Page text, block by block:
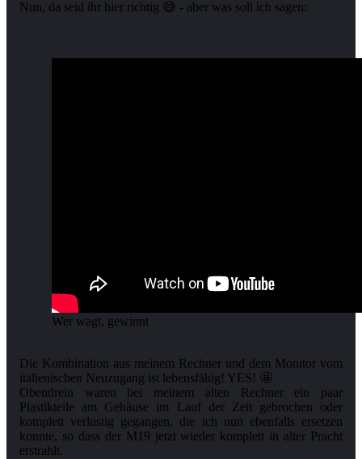
Wer wagt, gewinnt
Die Kombination aus meinem Rechner und dem Monitor vom
italienischen Neuzugang ist lebensfähig! YES! 🤩
Obendrein waren bei meinem alten Rechner ein paar
Plastikteile am Gehäuse im Lauf der Zeit gebrochen oder
komplett verlustig gegangen, die ich nun ebenfalls ersetzen
konnte, so dass der M19 jetzt wieder komplett in alter Pracht
erstrahlt.